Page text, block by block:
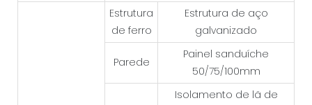
Estrutura
de ferro
Estrutura de aço
galvanizado
Parede
Painel sanduíche
50/75/100mm
Isolamento de lã de